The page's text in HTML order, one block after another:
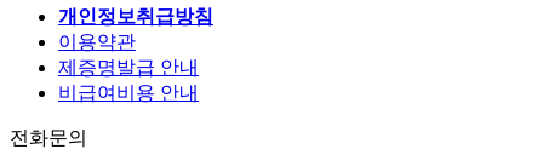
개인정보취급방침
이용약관
제증명발급 안내
비급여비용 안내
전화문의